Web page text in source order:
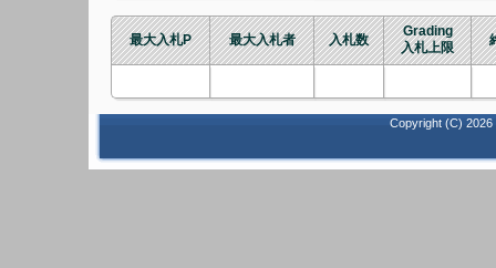
最大入札P 最大入札者 入札数
Grading
入札上限
Copyright (C) 2026